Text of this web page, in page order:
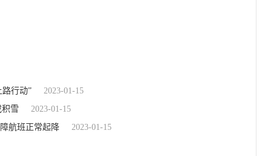
行动”
2023-01-15
雪
2023-01-15
航班正常起降
2023-01-15